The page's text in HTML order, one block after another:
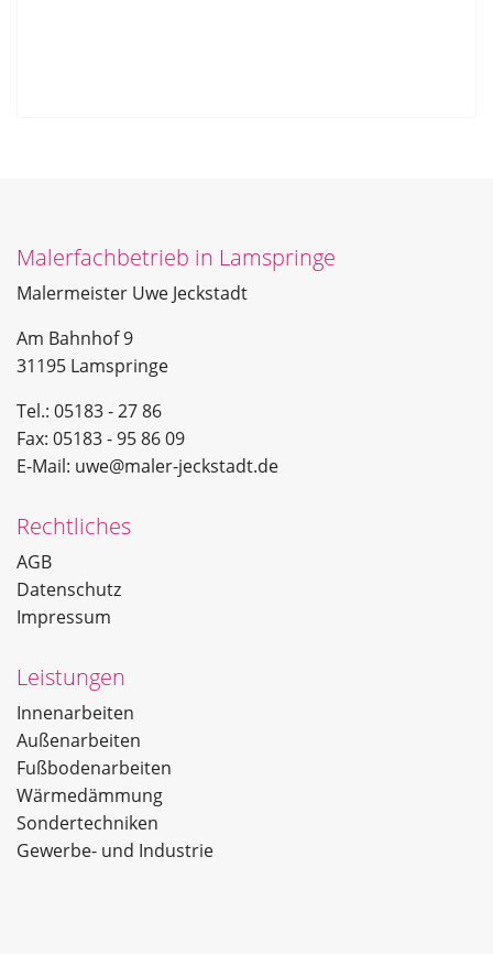
Malerfachbetrieb in Lamspringe
Malermeister Uwe Jeckstadt
Am Bahnhof 9
31195 Lamspringe
Tel.: 05183 - 27 86
Fax: 05183 - 95 86 09
E-Mail: uwe@maler-jeckstadt.de
Rechtliches
AGB
Datenschutz
Impressum
Leistungen
Innenarbeiten
Außenarbeiten
Fußbodenarbeiten
Wärmedämmung
Sondertechniken
Gewerbe- und Industrie